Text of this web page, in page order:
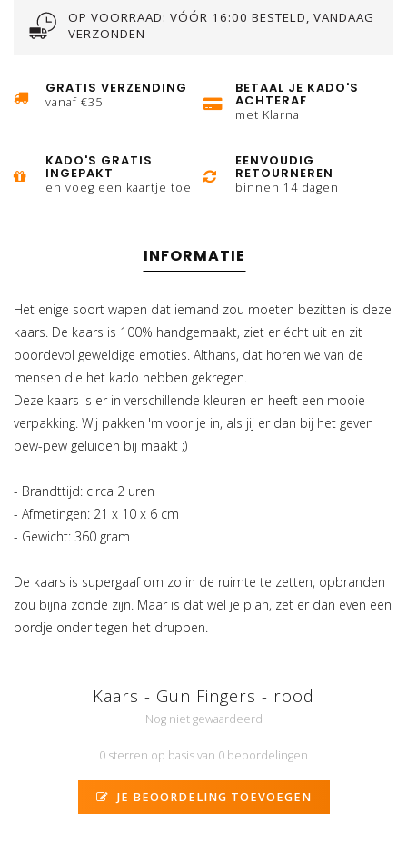
OP VOORRAAD: VÓÓR 16:00 BESTELD, VANDAAG
VERZONDEN
GRATIS VERZENDING
vanaf €35
BETAAL JE KADO'S
ACHTERAF
met Klarna
KADO'S GRATIS
INGEPAKT
en voeg een kaartje toe
EENVOUDIG
RETOURNEREN
binnen 14 dagen
INFORMATIE
Het enige soort wapen dat iemand zou moeten bezitten is deze
kaars. De kaars is 100% handgemaakt, ziet er écht uit en zit
boordevol geweldige emoties. Althans, dat horen we van de
mensen die het kado hebben gekregen.
Deze kaars is er in verschillende kleuren en heeft een mooie
verpakking. Wij pakken 'm voor je in, als jij er dan bij het geven
pew-pew geluiden bij maakt ;)
- Brandttijd: circa 2 uren
- Afmetingen: 21 x 10 x 6 cm
- Gewicht: 360 gram
De kaars is supergaaf om zo in de ruimte te zetten, opbranden
zou bijna zonde zijn. Maar is dat wel je plan, zet er dan even een
bordje onder tegen het druppen.
Kaars - Gun Fingers - rood
Nog niet gewaardeerd
0 sterren op basis van 0 beoordelingen
JE BEOORDELING TOEVOEGEN